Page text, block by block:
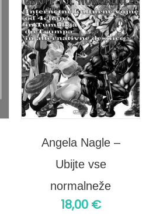
Angela Nagle –
Ubijte vse
normalneže
18,00 €